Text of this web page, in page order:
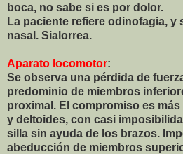
boca, no sabe si es por dolor.
La paciente refiere odinofagia, y
nasal. Sialorrea.
Aparato locomotor:
Se observa una pérdida de
predominio de miembros
proximal. El compromiso es
y deltoides, con casi
silla sin ayuda de los brazos.
abeducción de miembros